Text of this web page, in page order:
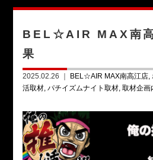
BEL☆AIR MAX南高
果
2025.02.26 ｜ BEL☆AIR MAX南高江店
活取材 パチイズムナイト取材 取材企画